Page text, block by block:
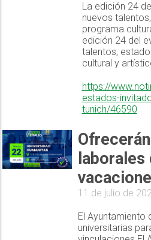
La edición 24
nuevos
programa
edición 24 del
talentos,
cultural y
https://
estados-
tunich/46590
11 de julio de
El Ayuntamiento
universitarias